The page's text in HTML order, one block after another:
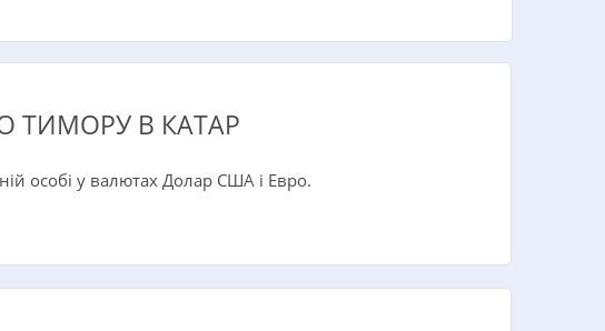
ТИМОРУ В КАТАР
особі у валютах Долар США i Евро.